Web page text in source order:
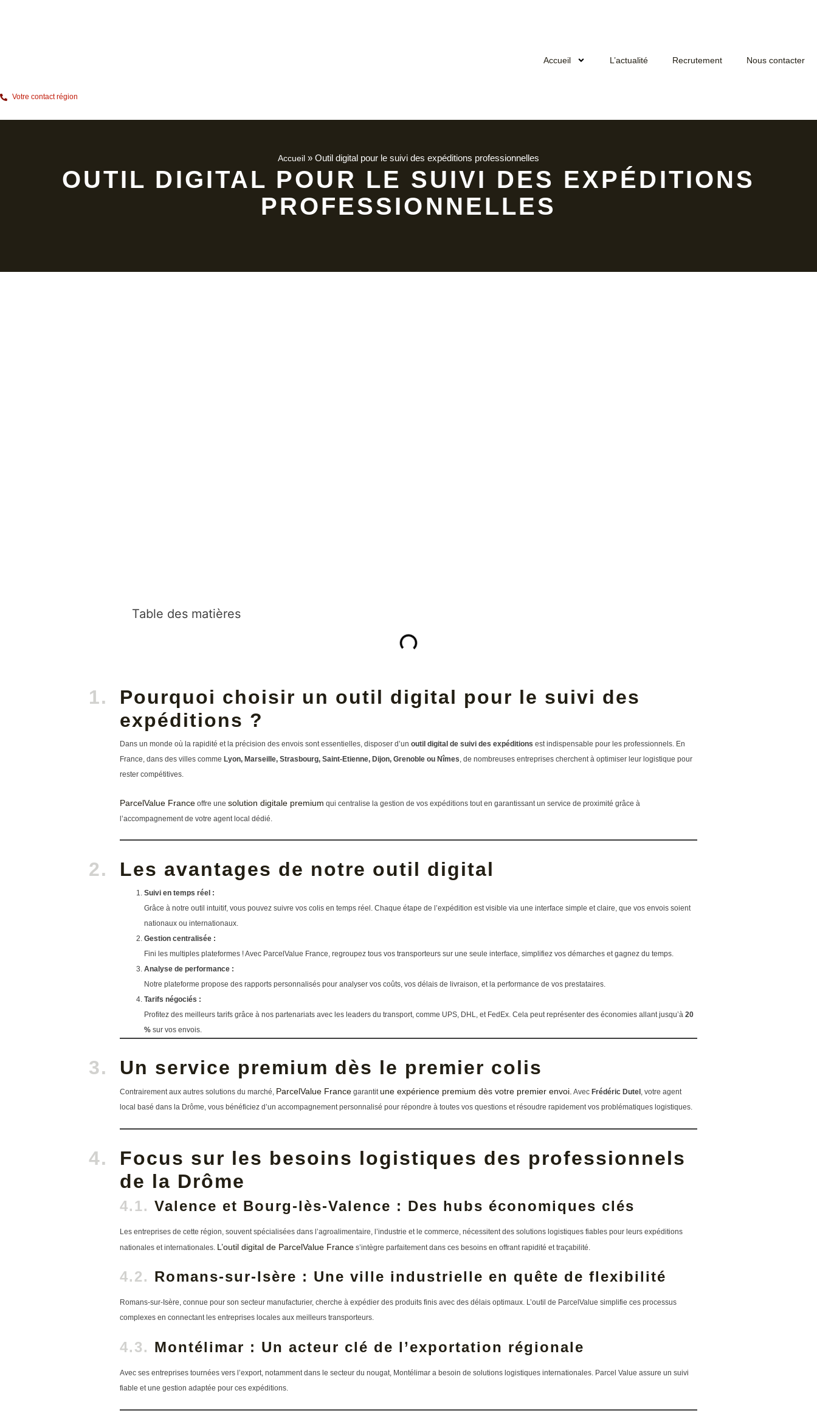
Accueil L’actualité Recrutement Nous contacter
Votre contact région
Accueil » Outil digital pour le suivi des expéditions professionnelles
OUTIL DIGITAL POUR LE SUIVI DES EXPÉDITIONS
PROFESSIONNELLES
Table des matières
Pourquoi choisir un outil digital pour le suivi des
expéditions ?
Dans un monde où la rapidité et la précision des envois sont essentielles, disposer d’un outil digital de suivi des expéditions est indispensable pour les professionnels. En
France, dans des villes comme Lyon, Marseille, Strasbourg, Saint-Etienne, Dijon, Grenoble ou Nîmes, de nombreuses entreprises cherchent à optimiser leur logistique pour
rester compétitives.
ParcelValue France offre une solution digitale premium qui centralise la gestion de vos expéditions tout en garantissant un service de proximité grâce à
l’accompagnement de votre agent local dédié.
Les avantages de notre outil digital
Suivi en temps réel :
Grâce à notre outil intuitif, vous pouvez suivre vos colis en temps réel. Chaque étape de l’expédition est visible via une interface simple et claire, que vos envois soient
nationaux ou internationaux.
Gestion centralisée :
Fini les multiples plateformes ! Avec ParcelValue France, regroupez tous vos transporteurs sur une seule interface, simplifiez vos démarches et gagnez du temps.
Analyse de performance :
Notre plateforme propose des rapports personnalisés pour analyser vos coûts, vos délais de livraison, et la performance de vos prestataires.
Tarifs négociés :
Profitez des meilleurs tarifs grâce à nos partenariats avec les leaders du transport, comme UPS, DHL, et FedEx. Cela peut représenter des économies allant jusqu’à 20
% sur vos envois.
Un service premium dès le premier colis
Contrairement aux autres solutions du marché, ParcelValue France garantit une expérience premium dès votre premier envoi. Avec Frédéric Dutel , votre agent
local basé dans la Drôme, vous bénéficiez d’un accompagnement personnalisé pour répondre à toutes vos questions et résoudre rapidement vos problématiques logistiques.
Focus sur les besoins logistiques des professionnels
de la Drôme
Valence et Bourg-lès-Valence : Des hubs économiques clés
Les entreprises de cette région, souvent spécialisées dans l’agroalimentaire, l’industrie et le commerce, nécessitent des solutions logistiques fiables pour leurs expéditions
nationales et internationales. L’outil digital de ParcelValue France s’intègre parfaitement dans ces besoins en offrant rapidité et traçabilité.
Romans-sur-Isère : Une ville industrielle en quête de flexibilité
Romans-sur-Isère, connue pour son secteur manufacturier, cherche à expédier des produits finis avec des délais optimaux. L’outil de ParcelValue simplifie ces processus
complexes en connectant les entreprises locales aux meilleurs transporteurs.
Montélimar : Un acteur clé de l’exportation régionale
Avec ses entreprises tournées vers l’export, notamment dans le secteur du nougat, Montélimar a besoin de solutions logistiques internationales. Parcel Value assure un suivi
fiable et une gestion adaptée pour ces expéditions.